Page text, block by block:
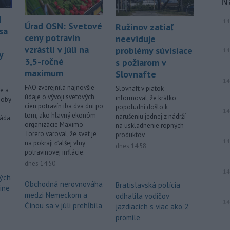
a
Úrad OSN: Svetové
ceny potravín
vzrástli v júli na
3,5-ročné
maximum
FAO zverejnila najnovšie
údaje o vývoji svetových
cien potravín iba dva dni po
tom, ako hlavný ekonóm
organizácie Maximo
Torero varoval, že svet je
na pokraji ďalšej vlny
potravinovej inflácie.
dnes 14:50
Obchodná nerovnováha
medzi Nemeckom a
Čínou sa v júli prehĺbila
Ružinov zatiaľ
neeviduje
problémy súvisiace
s požiarom v
Slovnafte
Slovnaft v piatok
informoval, že krátko
popoludní došlo k
narušeniu jednej z nádrží
na uskladnenie ropných
produktov.
dnes 14:58
Bratislavská polícia
odhalila vodičov
jazdiacich s viac ako 2
promile